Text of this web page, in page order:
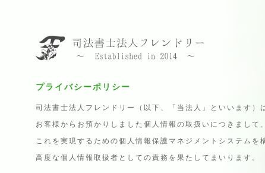
プライバシーポリシー
司法書士法人フレンドリー（以下、「当法人」といいます）
お客様からお預かりしました個人情報の取扱いにつきまして
これを実現するための個人情報保護マネジメントシステムを
高度な個人情報取扱者としての責務を果たしてまいります。